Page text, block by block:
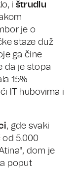
i štrudlu
je o
staze duž
ga čine
da je stopa
15%
IT hubovima i
, gde svaki
od 5.000
dom je
poput